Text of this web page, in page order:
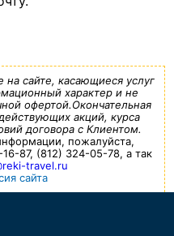
сайте, касающиеся услуг
характер и не
офертой.Окончательная
акций, курса
договора с Клиентом.
пожалуйста,
87, (812) 324-05-78, а так
travel.ru
сайта